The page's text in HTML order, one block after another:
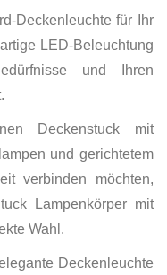
Deckenleuchte für Ihr
LED-Beleuchtung
und Ihren
Deckenstuck mit
und gerichtetem
verbinden möchten,
Lampenkörper mit
Wahl.
Deckenleuchte